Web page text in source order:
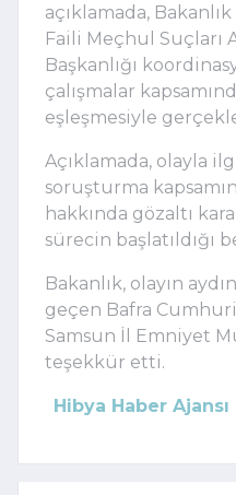
açıklamada,
Faili Meçhul Suçları
Başkanlığı
çalışmalar
eşleşmesiyle
Açıklamada, olayla
soruşturma
hakkında gözaltı
sürecin başlatıldığı
Bakanlık, olayın
geçen Bafra
Samsun İl Emniyet
teşekkür etti.
Hibya Haber Ajansı